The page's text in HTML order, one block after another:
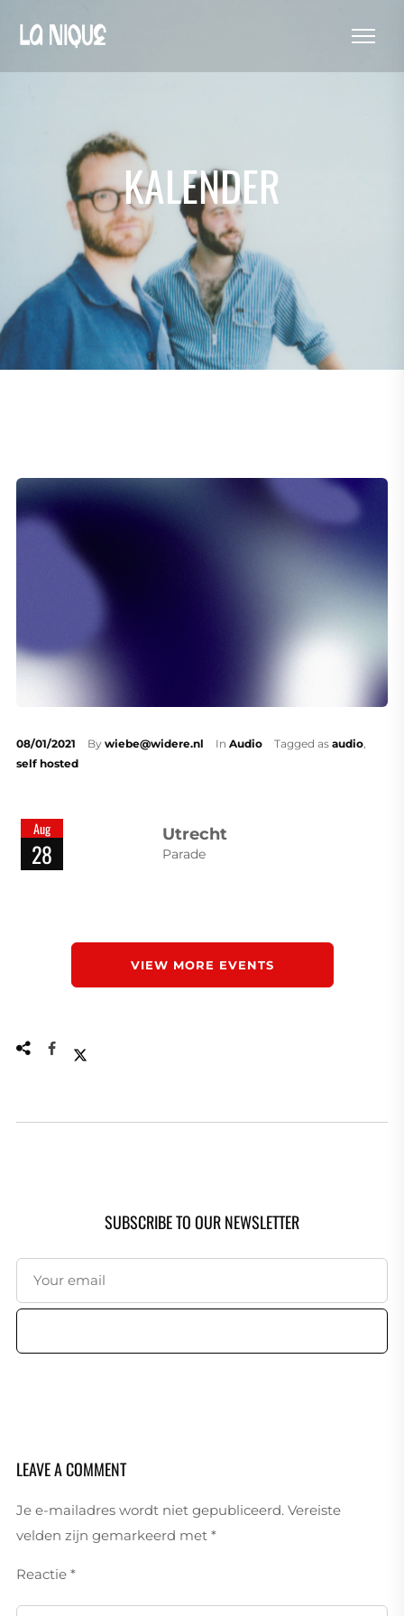
KALENDER
08/01/2021 By wiebe@widere.nl In Audio Tagged as audio,
self hosted
Aug
28
Utrecht
Parade
VIEW MORE EVENTS
SUBSCRIBE TO OUR NEWSLETTER
LEAVE A COMMENT
Je e-mailadres wordt niet gepubliceerd. Vereiste
velden zijn gemarkeerd met *
Reactie *